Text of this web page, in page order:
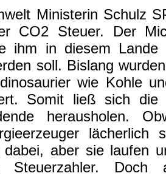
Ministerin Schulz
CO2 Steuer. Der
ihm in diesem
soll. Bislang
wie Kohle
Somit ließ sich
herausholen.
lächerlich
dabei, aber sie laufen
Steuerzahler. Doch